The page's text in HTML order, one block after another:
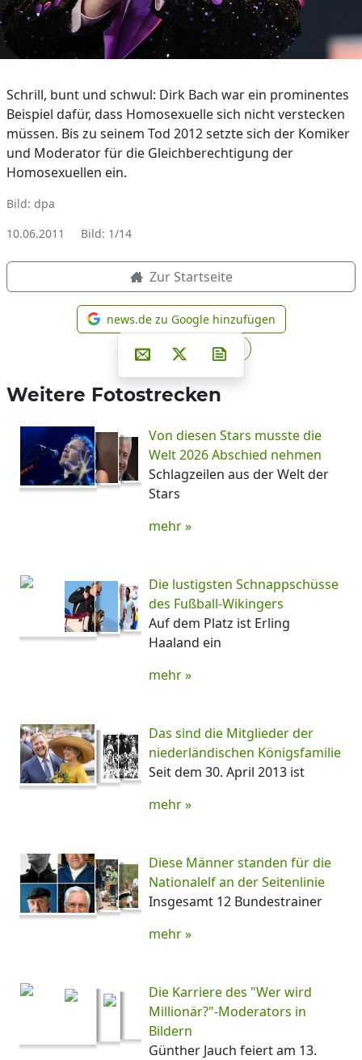
Schrill, bunt und schwul: Dirk Bach war ein prominentes
Beispiel dafür, dass Homosexuelle sich nicht verstecken
müssen. Bis zu seinem Tod 2012 setzte sich der Komiker
und Moderator für die Gleichberechtigung der
Homosexuellen ein.
Bild: dpa
10.06.2011
Bild: 1/14
Zur Startseite
news.de zu Google
news.de zu Google hinzufügen
Teilen auf Facebook
Teilen auf Whatsapp
Teilen auf Telegram
Per E-Mail teilen
Post auf XNewsletter
Weitere Fotostrecken
Von diesen Stars musste die
Welt 2026 Abschied nehmen
Schlagzeilen aus der Welt der
Stars
mehr »
Die lustigsten Schnappschüsse
des Fußball-Wikingers
Auf dem Platz ist Erling
Haaland ein
mehr »
Das sind die Mitglieder der
niederländischen Königsfamilie
Seit dem 30. April 2013 ist
mehr »
Diese Männer standen für die
Nationalelf an der Seitenlinie
Insgesamt 12 Bundestrainer
mehr »
Die Karriere des "Wer wird
Millionär?"-Moderators in
Bildern
Günther Jauch feiert am 13.